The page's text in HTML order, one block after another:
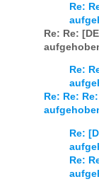
Re:
Re: Re:
Re:
Re: Re:
Re:
Re: